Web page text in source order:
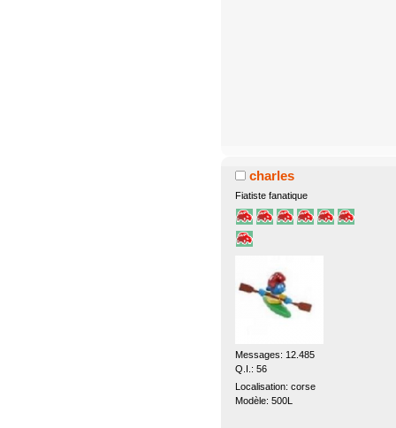
charles
Fiatiste fanatique
Messages: 12.485
Q.I.: 56
Localisation: corse
Modèle: 500L